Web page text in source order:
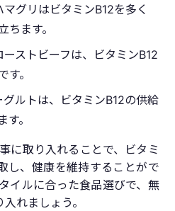
グリはビタミンB12を多く
ちます。
ストビーフは、ビタミンB12
。
グルトは、ビタミンB12の供給
。
に取り入れることで、ビタミ
し、健康を維持することがで
イルに合った食品選びで、無
れましょう。